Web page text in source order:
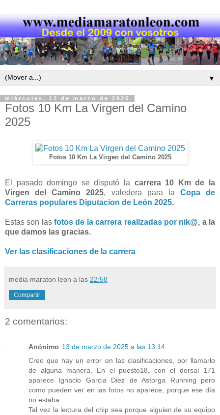
▼
miércoles, 12 de marzo de 2025
Fotos 10 Km La Virgen del Camino
2025
Fotos 10 Km La Virgen del Camino 2025
El pasado domingo se disputó la carrera 10 Km de la
Virgen del Camino 2025, valedera para la Copa de
Carreras populares Diputacion de León 2025.
Estas son lasfotos de la carrera realizadas por nik@, a la
que damos las gracias.
Ver las clasificaciones de la carrera
media maraton leon a las 22:58
Compartir
2 comentarios:
Anónimo 13 de marzo de 2025 a las 13:14
Creo que hay un error en las clasificaciones, por llamarlo
de alguna manera. En el puesto18, con el dorsal 171
aparece Ignacio Garcia Diez de Astorga Running pero
como pueden ver en las fotos no aparece, porque ese día
no estaba.
Tal vez la lectura del chip sea porque alguien de su equipo